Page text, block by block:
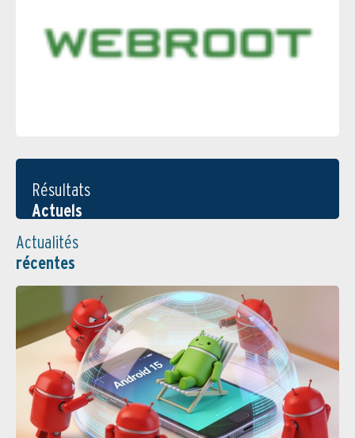
Résultats
Actuels
Actualités
récentes